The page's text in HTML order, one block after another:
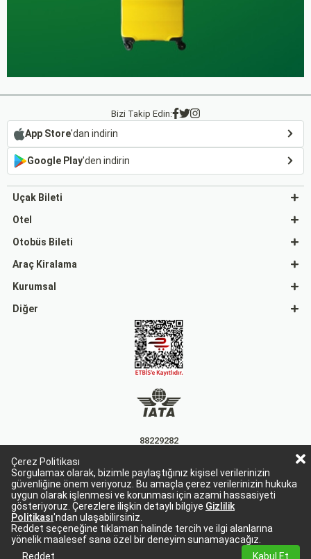
Çerez Politikası
Sorgulamax olarak, bizimle paylaştığınız kişisel verilerinizin
güvenliğine önem veriyoruz. Bu amaçla çerez verilerinizin hukuka
uygun olarak işlenmesi ve korunması için azami hassasiyeti
gösteriyoruz. Çerezlere ilişkin detaylı bilgiye Gizlilik
Politikası'ndan ulaşabilirsiniz.
Reddet seçeneğine tıklaman halinde tercih ve ilgi alanlarına
yönelik maalesef sana özel bir deneyim sunamayacağız.
Reddet
Kabul Et
Bizi Takip Edin:
App Store'dan indirin
Google Play'den indirin
Uçak Bileti
Otel
Otobüs Bileti
Araç Kiralama
Kurumsal
Diğer
88229282
15863
Sorgulamax Turizim, TURSAB Belge No: 15863